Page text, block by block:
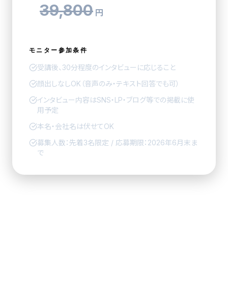
39,800 円
モニター参加条件
受講後、30分程度のインタビューに応じること
顔出しなしOK（音声のみ・テキスト回答でも可）
インタビュー内容はSNS・LP・ブログ等での掲載に使
用予定
本名・会社名は伏せてOK
募集人数：先着3名限定 / 応募期限：2026年6月末ま
で